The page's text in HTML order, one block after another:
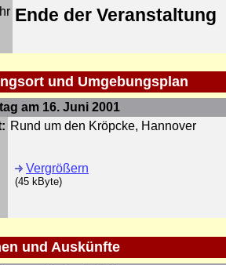
Ende der Veranstaltung
und Umgebungsplan
am 16. Juni 2001
Rund um den Kröpcke, Hannover
Vergrößern
(45 kByte)
und Auskünfte